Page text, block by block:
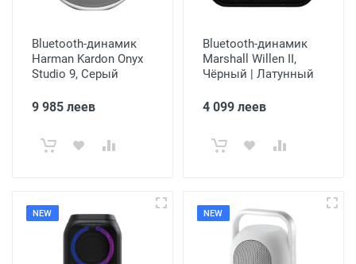
Bluetooth-динамик
Harman Kardon Onyx
Studio 9, Серый
9 985 леев
Bluetooth-динамик
Marshall Willen II,
Чёрный | Латунный
4 099 леев
NEW NEW